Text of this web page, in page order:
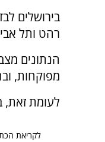
רהט ותל
מפוקחות,
לעומת זאת, בנס
לקריאת